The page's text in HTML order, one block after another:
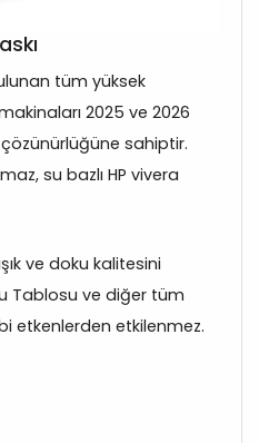
tüm yüksek
2025 ve 2026
sahiptir.
su bazlı HP vivera
ve doku kalitesini
Tablosu ve diğer tüm
etkenlerden etkilenmez.